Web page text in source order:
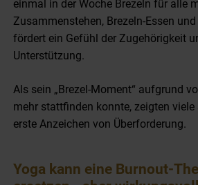
einmal in der Woche Brezeln für alle
Zusammenstehen, Brezeln-Essen
fördert ein Gefühl der Zugehörigkeit
Unterstützung.
Als sein „Brezel-Moment“ aufgrund
mehr stattfinden konnte, zeigten
erste Anzeichen von Überforderung.
Yoga kann eine Burnout-